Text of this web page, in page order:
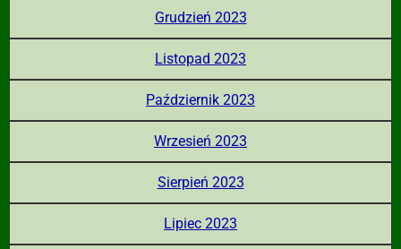
Grudzień 2023
Listopad 2023
Październik 2023
Wrzesień 2023
Sierpień 2023
Lipiec 2023